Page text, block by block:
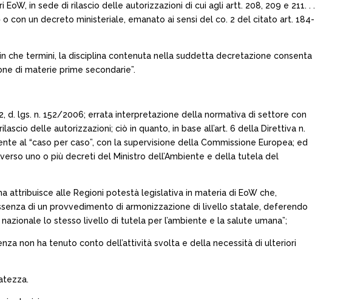
in sede di rilascio delle autorizzazioni di cui agli artt. 208, 209 e 211. . .
con un decreto ministeriale, emanato ai sensi del co. 2 del citato art. 184-
che termini, la disciplina contenuta nella suddetta decretazione consenta
di materie prime secondarie”.
d. lgs. n. 152/2006; errata interpretazione della normativa di settore con
delle autorizzazioni; ciò in quanto, in base all’art. 6 della Direttiva n.
al “caso per caso”, con la supervisione della Commissione Europea; ed
uno o più decreti del Ministro dell’Ambiente e della tutela del
attribuisce alle Regioni potestà legislativa in materia di EoW che,
di un provvedimento di armonizzazione di livello statale, deferendo
lo stesso livello di tutela per l’ambiente e la salute umana”;
non ha tenuto conto dell’attività svolta e della necessità di ulteriori